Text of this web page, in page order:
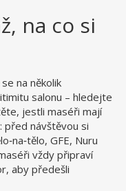
na co si
na několik
salonu – hledejte
jestli maséři mají
před návštěvou si
GFE, Nuru
vždy připraví
aby předešli